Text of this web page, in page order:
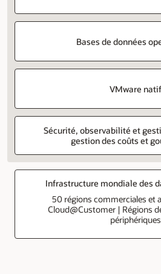
Bases de données
VMware natif
Sécurité, observabilité et
gestion des coûts et
Infrastructure mondiale des
50 régions commerciales et
Cloud@Customer | Régions
périphériques